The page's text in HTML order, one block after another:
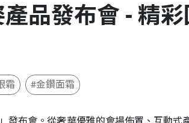
品發布會 - 精
霜 #金鑽面霜